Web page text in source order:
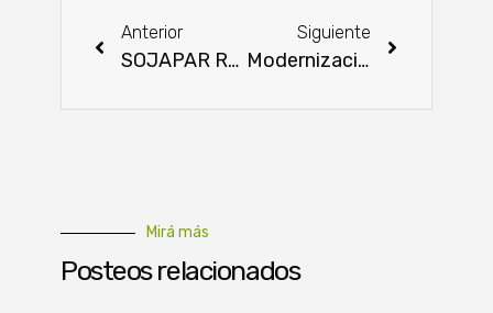
Anterior
SOJAPAR R82 despliega su tecnología paraguaya en Bolivia
Siguiente
Modernización de la educación agropecuaria: el impulso de la ITAIPU, el MAG y la UNOPS
Mirá más
Posteos relacionados